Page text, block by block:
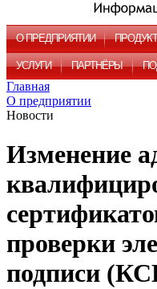
О ПРЕДПРИЯТИИ
УСЛУГИ ПАРТНЁРЫ
Главная
О предприятии
Новости
Изменение
проверки
подписи